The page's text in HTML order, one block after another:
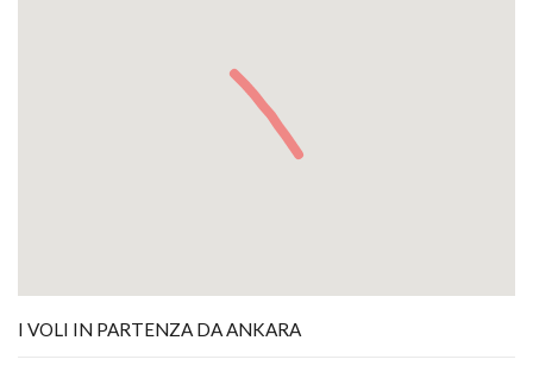
I VOLI IN PARTENZA DA ANKARA